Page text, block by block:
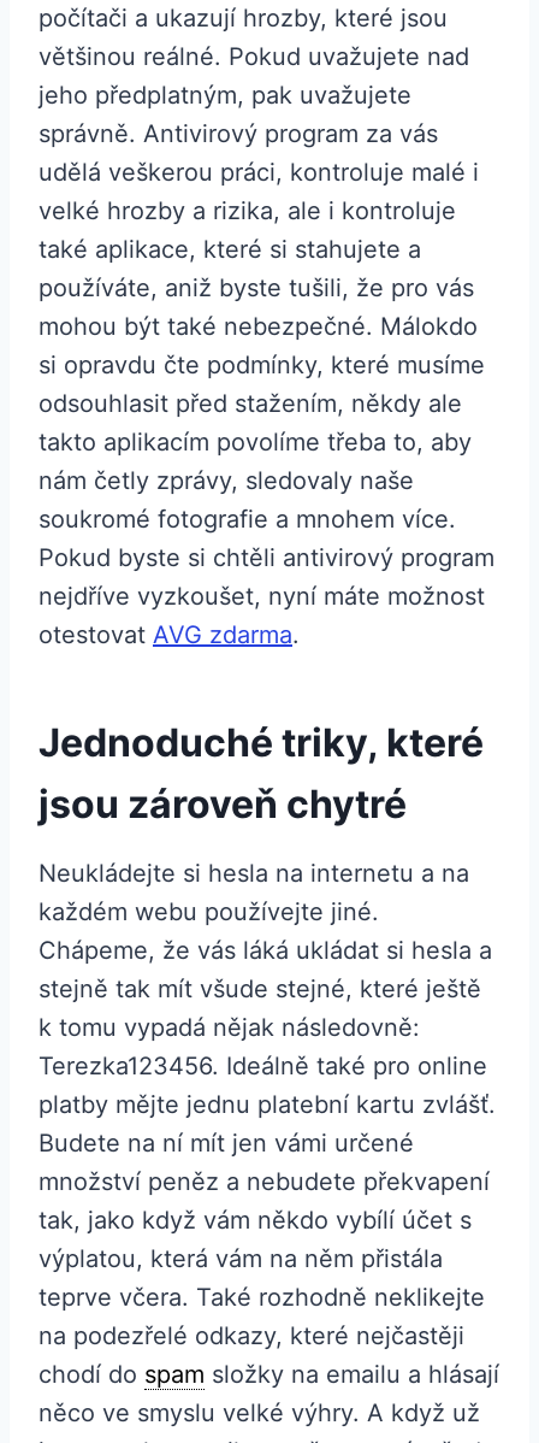
počítači a ukazují hrozby, které jsou
většinou reálné. Pokud uvažujete nad
jeho předplatným, pak uvažujete
správně. Antivirový program za vás
udělá veškerou práci, kontroluje malé i
velké hrozby a rizika, ale i kontroluje
také aplikace, které si stahujete a
používáte, aniž byste tušili, že pro vás
mohou být také nebezpečné. Málokdo
si opravdu čte podmínky, které musíme
odsouhlasit před stažením, někdy ale
takto aplikacím povolíme třeba to, aby
nám četly zprávy, sledovaly naše
soukromé fotografie a mnohem více.
Pokud byste si chtěli antivirový program
nejdříve vyzkoušet, nyní máte možnost
otestovat AVG zdarma.
Jednoduché triky, které
jsou zároveň chytré
Neukládejte si hesla na internetu a na
každém webu používejte jiné.
Chápeme, že vás láká ukládat si hesla a
stejně tak mít všude stejné, které ještě
k tomu vypadá nějak následovně:
Terezka123456. Ideálně také pro online
platby mějte jednu platební kartu zvlášť.
Budete na ní mít jen vámi určené
množství peněz a nebudete překvapení
tak, jako když vám někdo vybílí účet s
výplatou, která vám na něm přistála
teprve včera. Také rozhodně neklikejte
na podezřelé odkazy, které nejčastěji
chodí do spam složky na emailu a hlásají
něco ve smyslu velké výhry. A když už